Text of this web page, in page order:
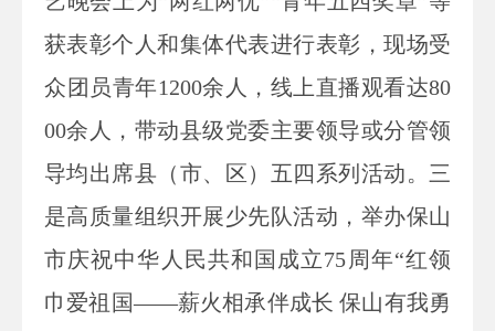
获表彰个人和集体代表进行表彰，现场受
众团员青年1200余人，线上直播观看达80
00余人，带动县级党委主要领导或分管领
导均出席县（市、区）五四系列活动。三
是高质量组织开展少先队活动，举办保山
市庆祝中华人民共和国成立75周年“红领
巾爱祖国——薪火相承伴成长 保山有我勇